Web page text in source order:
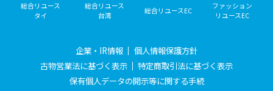
総合リユース
タイ
総合リユース
台湾
総合リユースEC
ファッション
リユースEC
企業・IR情報
個人情報保護方針
古物営業法に基づく表示
特定商取引法に基づく表示
保有個人データの開示等に関する手続